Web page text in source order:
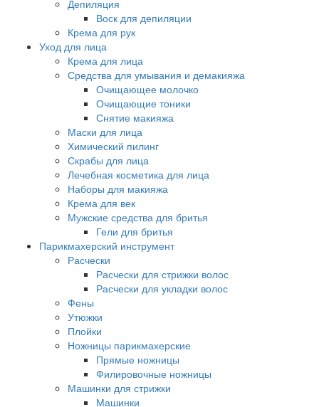
Депиляция
Воск для депиляции
Крема для рук
Уход для лица
Крема для лица
Средства для умывания и демакияжа
Очищающее молочко
Очищающие тоники
Снятие макияжа
Маски для лица
Химический пилинг
Скрабы для лица
Лечебная косметика для лица
Наборы для макияжа
Крема для век
Мужские средства для бритья
Гели для бритья
Парикмахерский инструмент
Расчески
Расчески для стрижки волос
Расчески для укладки волос
Фены
Утюжки
Плойки
Ножницы парикмахерские
Прямые ножницы
Филировочные ножницы
Машинки для стрижки
Машинки